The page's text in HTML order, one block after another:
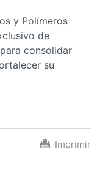
y Polímeros
de
consolidar
su
Imprimir